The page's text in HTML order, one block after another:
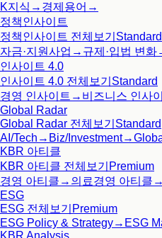
K지식 → 경제용어 →
정책인사이트
정책인사이트 전체보기 Standard
자금·지원사업 → 규제·입법 변화
인사이트 4.0
인사이트 4.0 전체보기 Standard
경영 인사이트 → 비즈니스 인사
Global Radar
Global Radar 전체보기 Standard
AI/Tech → Biz/Investment→
KBR 아티클
KBR 아티클 전체보기 Premium
경영 아티클 → 의료경영 아티클 →
ESG
ESG 전체보기 Premium
ESG Policy & Strategy→ ESG
KBR Analysis